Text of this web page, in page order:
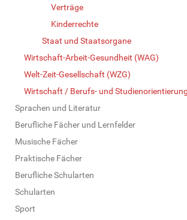
Verträge
Kinderrechte
Staat und Staatsorgane
Wirtschaft-Arbeit-Gesundheit (WAG)
Welt-Zeit-Gesellschaft (WZG)
Wirtschaft / Berufs- und
Sprachen und Literatur
Berufliche Fächer und Lernfelder
Musische Fächer
Praktische Fächer
Berufliche Schularten
Schularten
Sport